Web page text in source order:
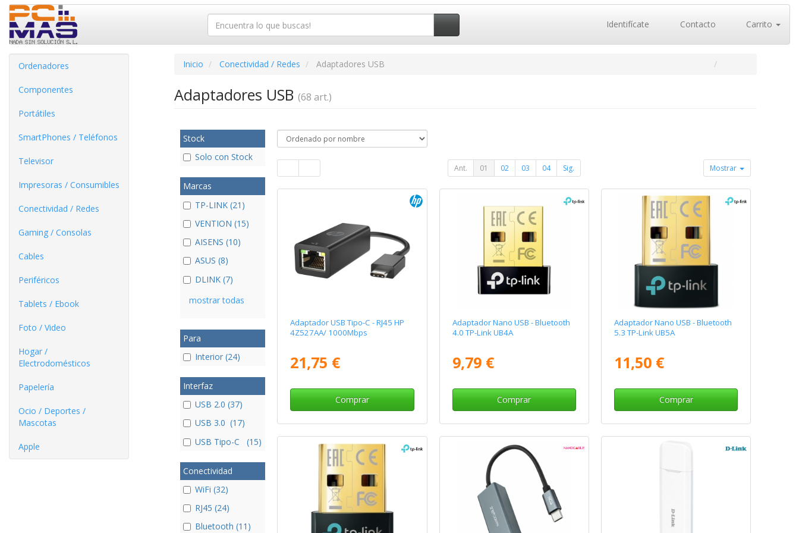
Identifícate Contacto Carrito
Ordenadores
Componentes
Portátiles
SmartPhones / Teléfonos
Televisor
Impresoras / Consumibles
Conectividad / Redes
Gaming / Consolas
Cables
Periféricos
Tablets / Ebook
Foto / Video
Hogar /
Electrodomésticos
Papelería
Ocio / Deportes /
Mascotas
Apple
Inicio Conectividad / Redes Adaptadores USB
Adaptadores USB (68 art.)
Stock
Solo con Stock
Marcas
TP-LINK (21)
VENTION (15)
AISENS (10)
ASUS (8)
DLINK (7)
mostrar todas
Para
Interior (24)
Interfaz
USB 2.0 (37)
USB 3.0 (17)
USB Tipo-C (15)
Conectividad
WiFi (32)
RJ45 (24)
Bluetooth (11)
Ant. 01 02 03 04 Sig. Mostrar
Adaptador USB Tipo-C - RJ45 HP
4Z527AA/ 1000Mbps
21,75 €
Comprar
Adaptador Nano USB - Bluetooth
4.0 TP-Link UB4A
9,79 €
Comprar
Adaptador Nano USB - Bluetooth
5.3 TP-Link UB5A
11,50 €
Comprar